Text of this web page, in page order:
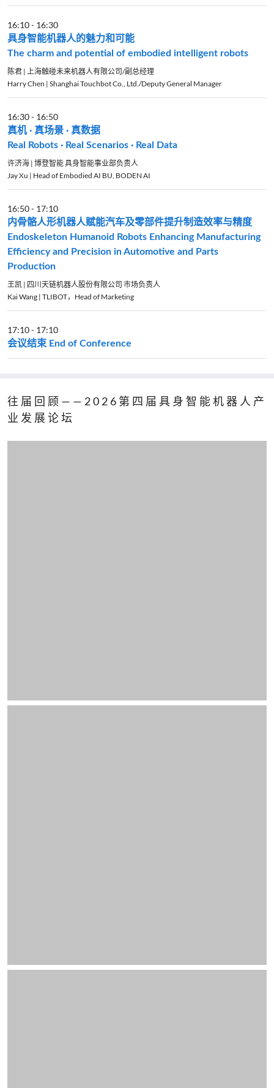
16:10- 16:30
具身智能机器人的魅力和可能
The charm and potential of embodied intelligent robots
陈君 | 上海触碰未来机器人有限公司/副总经理
Harry Chen | Shanghai Touchbot Co., Ltd./Deputy General Manager
16:30- 16:50
真机 · 真场景 · 真数据
Real Robots · Real Scenarios · Real Data
许济海 | 博登智能 具身智能事业部负责人
Jay Xu | Head of Embodied AI BU, BODEN AI
16:50- 17:10
内骨骼人形机器人赋能汽车及零部件提升制造效率与精度
Endoskeleton Humanoid Robots Enhancing Manufacturing
Efficiency and Precision in Automotive and Parts
Production
王凯 | 四川天链机器人股份有限公司 市场负责人
Kai Wang | TLIBOT，Head of Marketing
17:10- 17:10
会议结束 End of Conference
往届回顾——2026第四届具身智能机器人产
业发展论坛